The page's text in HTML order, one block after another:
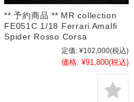
** 予約商品 ** MR collection
FE051C 1/18 Ferrari Amalfi
Spider Rosso Corsa
定価: ¥102,000(税込)
価格: ¥91,800(税込)